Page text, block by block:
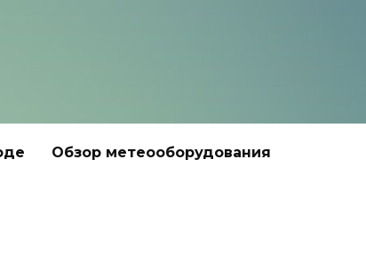
Обзор метеооборудования